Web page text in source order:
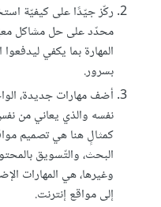
ركّز جيّدًا على كيفيّة
محدّد على حل مشاكل
المهارة بما يكفي
بسرور.
أضف مهارات جديدة،
نفسه والذي يعاني من
كمثالٍ هنا هي تصميم
البحث، والتّسويق
وغيرها، هي المهارات
إلى مواقع إنترنت.